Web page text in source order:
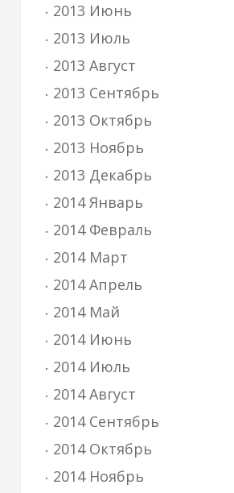
2013 Июнь
2013 Июль
2013 Август
2013 Сентябрь
2013 Октябрь
2013 Ноябрь
2013 Декабрь
2014 Январь
2014 Февраль
2014 Март
2014 Апрель
2014 Май
2014 Июнь
2014 Июль
2014 Август
2014 Сентябрь
2014 Октябрь
2014 Ноябрь